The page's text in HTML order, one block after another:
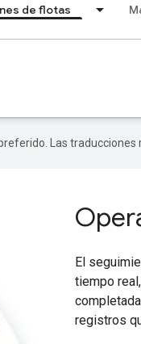
de flotas
Las
El
tiempo
registros